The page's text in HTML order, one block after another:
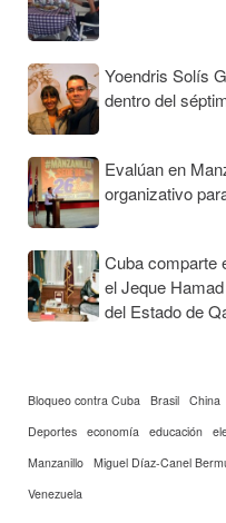
Yoendris Solís
dentro del
Evalúan en
organizativo
Cuba comparte
el Jeque
del Estado de
Bloqueo contra Cuba Brasil China
Deportes economía educación
Manzanillo Miguel Díaz-Canel
Venezuela